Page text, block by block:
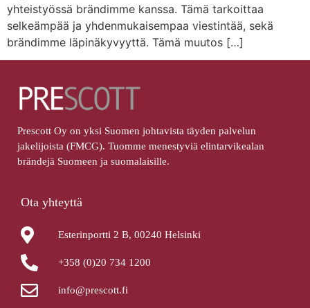
yhteistyössä brändimme kanssa. Tämä tarkoittaa
selkeämpää ja yhdenmukaisempaa viestintää, sekä
brändimme läpinäkyvyyttä. Tämä muutos […]
Prescott Oy on yksi Suomen johtavista täyden palvelun
jakelijoista (FMCG). Tuomme menestyviä elintarvikealan
brändejä Suomeen ja suomalaisille.
Ota yhteyttä
Esterinportti 2 B, 00240 Helsinki
+358 (0)20 734 1200
info@prescott.fi